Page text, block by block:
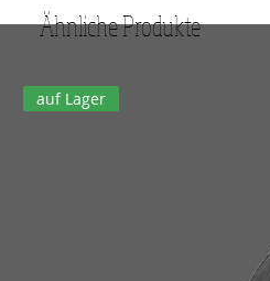
Ähnliche Produkte
auf Lager